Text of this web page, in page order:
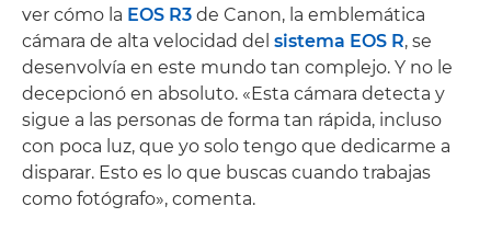
ver cómo la EOS R3 de Canon, la emblemática
cámara de alta velocidad del sistema EOS R, se
desenvolvía en este mundo tan complejo. Y no le
decepcionó en absoluto. «Esta cámara detecta y
sigue a las personas de forma tan rápida, incluso
con poca luz, que yo solo tengo que dedicarme a
disparar. Esto es lo que buscas cuando trabajas
como fotógrafo», comenta.